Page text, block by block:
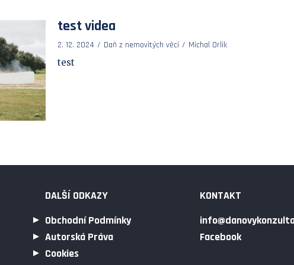
test videa
2. 12. 2024 Daň z nemovitých věcí Michal Orlik
test
DALŠÍ ODKAZY
Obchodní Podmínky
Autorská Práva
Cookies
KONTAKT
Facebook